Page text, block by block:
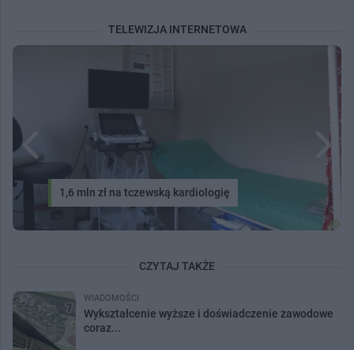
TELEWIZJA INTERNETOWA
1,6 mln zł na tczewską kardiologię
CZYTAJ TAKŻE
WIADOMOŚCI
Wykształcenie wyższe i doświadczenie zawodowe
coraz...